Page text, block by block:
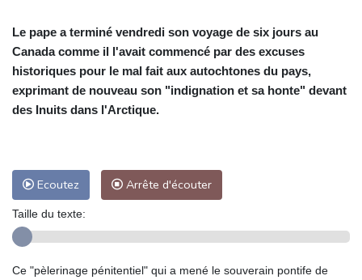
Le pape a terminé vendredi son voyage de six jours au
Canada comme il l'avait commencé par des excuses
historiques pour le mal fait aux autochtones du pays,
exprimant de nouveau son "indignation et sa honte" devant
des Inuits dans l'Arctique.
Ecoutez Arrête d'écouter
Taille du texte:
Ce "pèlerinage pénitentiel" qui a mené le souverain pontife de